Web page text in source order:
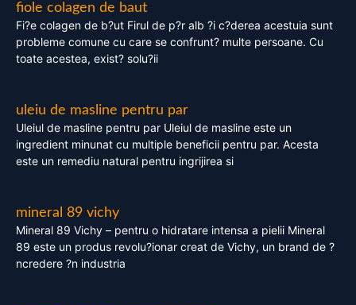
fiole colagen de baut
Fi?e colagen de b?ut Firul de p?r alb ?i c?derea acestuia sunt
probleme comune cu care se confrunt? multe persoane. Cu
toate acestea, exist? solu?ii
uleiu de masline pentru par
Uleiul de masline pentru par Uleiul de masline este un
ingredient minunat cu multiple beneficii pentru par. Acesta
este un remediu natural pentru ingrijirea si
mineral 89 vichy
Mineral 89 Vichy – pentru o hidratare intensa a pielii Mineral
89 este un produs revolu?ionar creat de Vichy, un brand de ?
ncredere ?n industria